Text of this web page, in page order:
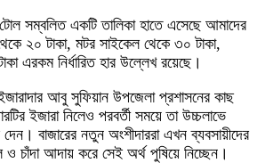
টোল সম্বলিত একটি তালিকা হাতে এসেছে আমাদের
২০ টাকা, মটর সাইকেল থেকে ৩০ টাকা,
এরকম নির্ধারিত হার উল্লেখ রয়েছে।
আবু সুফিয়ান উপজেলা প্রশাসনের কাছ
ইজারা নিলেও পরবর্তী সময়ে তা উচ্চলাভে
বাজারের নতুন অংশীদাররা এখন ব্যবসায়ীদের
চাঁদা আদায় করে সেই অর্থ পুষিয়ে নিচ্ছেন।